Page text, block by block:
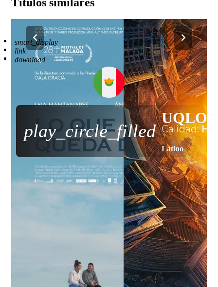
smart_display
linkEnlaces1
downloadDescargar0
play_circle_filled Calidad:HD
Latino